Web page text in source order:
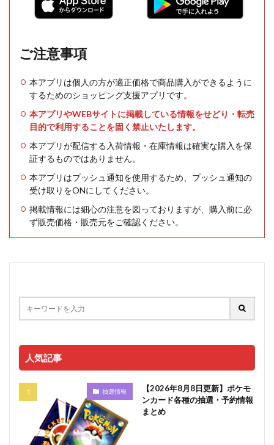
ご注意事項
本アプリは個人の方が適正価格で商品購入ができるように
するためのショッピング支援アプリです。
本アプリやWEBサイトに掲載している情報をせどり・転売
目的で利用することを固く禁止いたします。
本アプリが配信する入荷情報・在庫情報は確実な購入を保
証するものではありません。
本アプリはプッシュ通知を使用するため、プッシュ通知の
受け取りをONにしてください。
掲載情報には細心の注意を図っておりますが、購入前に必
ず販売価格・販売元をご確認ください。
人気記事
抽選情報
【2026年8月8日更新】ポケモ
ンカード各種の抽選・予約情報
まとめ